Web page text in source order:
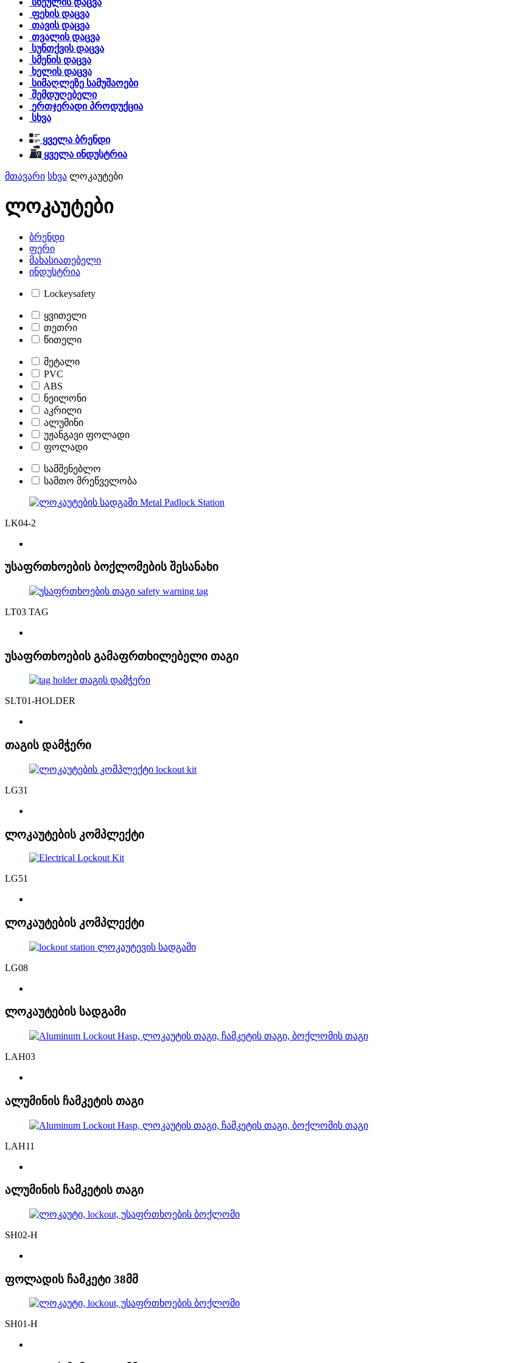
სხეულის დაცვა
ფეხის დაცვა
თავის დაცვა
თვალის დაცვა
სუნთქვის დაცვა
სმენის დაცვა
ხელის დაცვა
სიმაღლეზე სამუშაოები
შემდუღებელი
ერთჯერადი პროდუქცია
სხვა
ყველა ბრენდი
ყველა ინდუსტრია
მთავარი სხვა ლოკაუტები
ლოკაუტები
ბრენდი
ფერი
მახასიათებელი
ინდუსტრია
Lockeysafety
ყვითელი
თეთრი
წითელი
მეტალი
PVC
ABS
ნეილონი
აკრილი
ალუმინი
უჟანგავი ფოლადი
ფოლადი
სამშენებლო
სამთო მრეწველობა
LK04-2
უსაფრთხოების ბოქლომების შესანახი
LT03 TAG
უსაფრთხოების გამაფრთხილებელი თაგი
SLT01-HOLDER
თაგის დამჭერი
LG31
ლოკაუტების კომპლექტი
LG51
ლოკაუტების კომპლექტი
LG08
ლოკაუტების სადგამი
LAH03
ალუმინის ჩამკეტის თაგი
LAH11
ალუმინის ჩამკეტის თაგი
SH02-H
ფოლადის ჩამკეტი 38მმ
SH01-H